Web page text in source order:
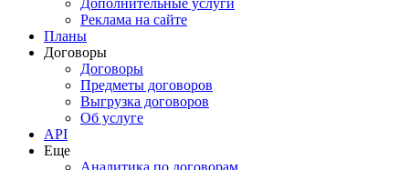
Дополнительные услуги
Реклама на сайте
Планы
Договоры
Договоры
Предметы договоров
Выгрузка договоров
Об услуге
API
Еще